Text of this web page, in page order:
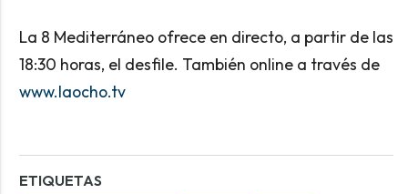
La 8 Mediterráneo ofrece en directo, a partir de las
18:30 horas, el desfile. También online a través de
www.laocho.tv
ETIQUETAS